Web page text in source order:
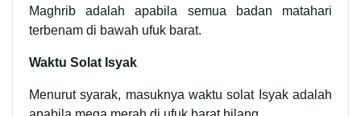
Maghrib adalah apabila semua badan matahari
terbenam di bawah ufuk barat.
Waktu Solat Isyak
Menurut syarak, masuknya waktu solat Isyak adalah